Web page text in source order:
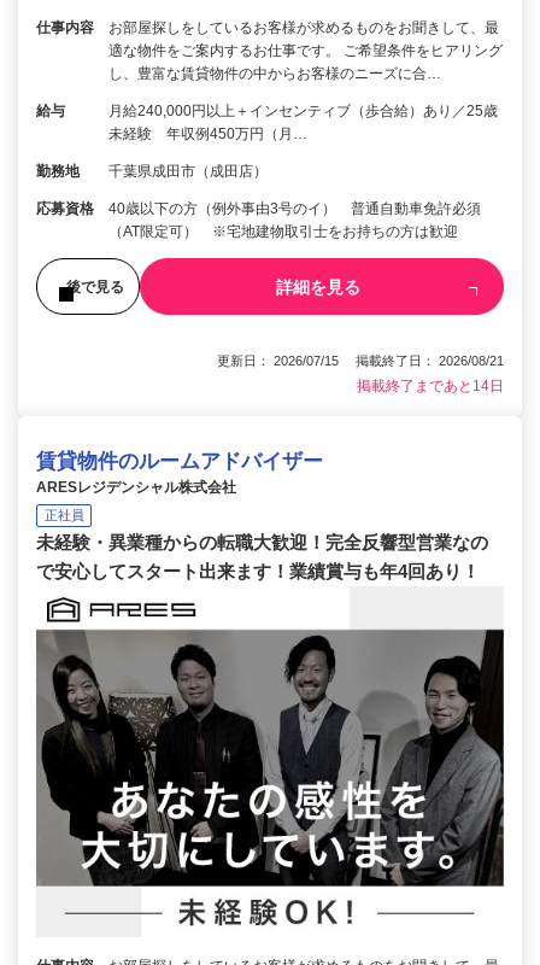
仕事内容
お部屋探しをしているお客様が求めるものをお聞きして、最
適な物件をご案内するお仕事です。 ご希望条件をヒアリング
し、豊富な賃貸物件の中からお客様のニーズに合…
給与
月給240,000円以上＋インセンティブ（歩合給）あり／25歳
未経験 年収例450万円（月…
勤務地 千葉県成田市（成田店）
応募資格
40歳以下の方（例外事由3号のイ） 普通自動車免許必須
（AT限定可） ※宅地建物取引士をお持ちの方は歓迎
後で見る 詳細を見る
更新日： 2026/07/15 掲載終了日： 2026/08/21
掲載終了まであと14日
賃貸物件のルームアドバイザー
ARESレジデンシャル株式会社
正社員
未経験・異業種からの転職大歓迎！完全反響型営業なの
で安心してスタート出来ます！業績賞与も年4回あり！